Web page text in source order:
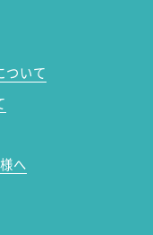
ついて
へ